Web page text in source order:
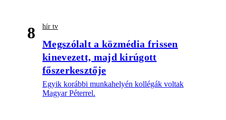
8 hír tv
Megszólalt a közmédia frissen
kinevezett, majd kirúgott
főszerkesztője
Egyik korábbi munkahelyén kollégák voltak
Magyar Péterrel.